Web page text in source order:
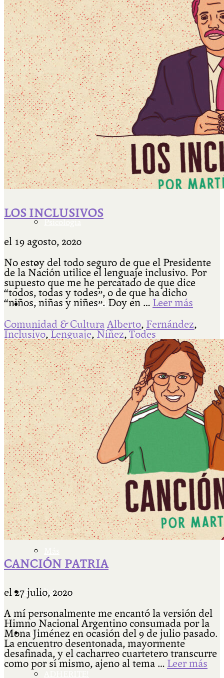
Escriben & participan
Actualidad y sociedad
Educación
Literatura
Filosofía
Más
Actividades & contenido
AJÍ EN YOUTUBE
Universidad Experimental 2022-2025
Feria del Libro Venado Tuerto 2022-2025
Facultad Libre Venado Tuerto 1990-1994
Cátedra Bailable 2018
Ají Ediciones
Qué es Ají
LOS INCLUSIVOS
el 19 agosto, 2020
No estoy del todo seguro de que el Presidente
de la Nación utilice el lenguaje inclusivo. Por
supuesto que me he percatado de que dice
“todos, todas y todes”, o de que ha dicho
“niños, niñas y niñes”. Doy en … Leer más
Comunidad & Cultura Alberto, Fernández,
Inclusivo, Lenguaje, Niñez, Todes
CANCIÓN PATRIA
el 27 julio, 2020
A mí personalmente me encantó la versión del
Himno Nacional Argentino consumada por la
Mona Jiménez en ocasión del 9 de julio pasado.
La encuentro desentonada, mayormente
desafinada, y el cacharreo cuartetero transcurre
como por sí mismo, ajeno al tema … Leer más